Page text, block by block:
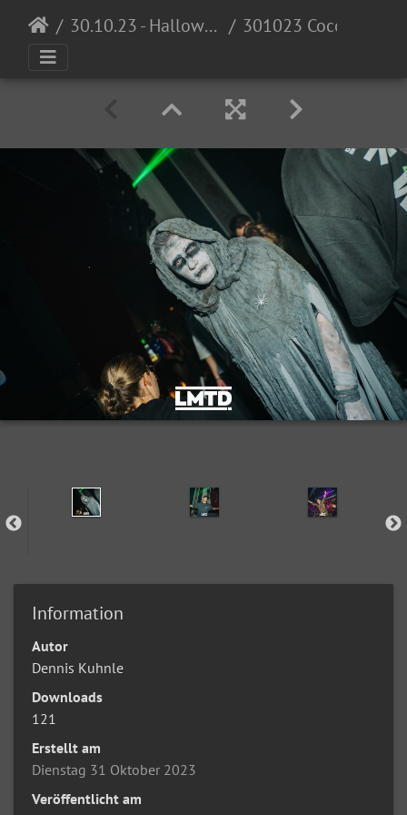
30.10.23 - Halloween Invasion @ Cocomo
Information
Autor
Dennis Kuhnle
Downloads
121
Erstellt am
Dienstag 31 Oktober 2023
Veröffentlicht am